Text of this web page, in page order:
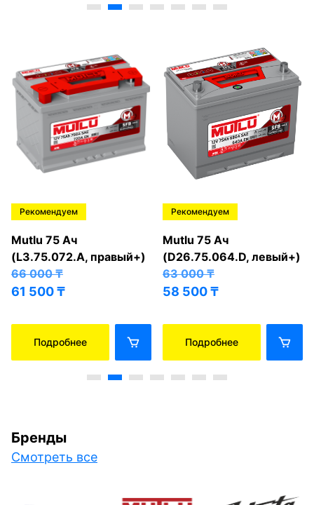
Рекомендуем
Mutlu 75 Ач
(L3.75.072.A, правый+)
66 000₸
61 500₸
Подробнее
Рекомендуем
Mutlu 75 Ач
(D26.75.064.D, левый+)
63 000₸
58 500₸
Подробнее
Бренды
Смотреть все